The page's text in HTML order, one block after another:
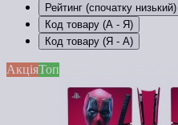
Рейтинг (спочатку низький)
Код товару (А - Я)
Код товару (Я - А)
АкціяТоп